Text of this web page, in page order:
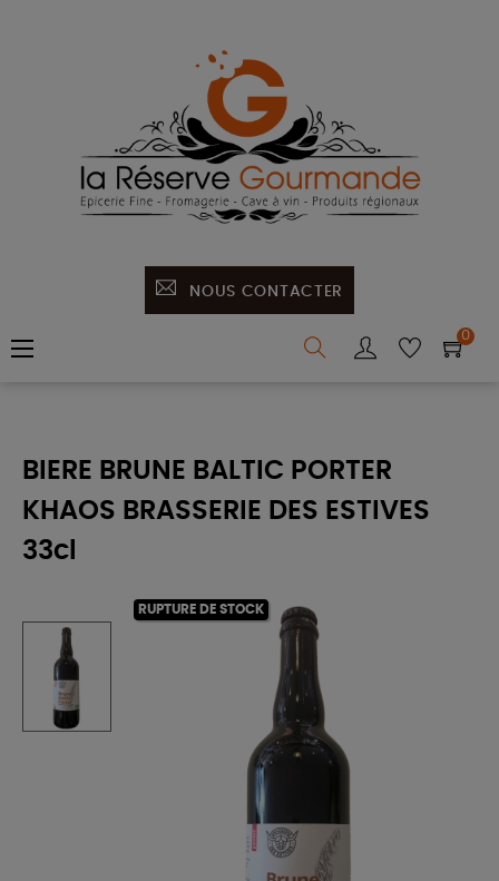
0
NOUS CONTACTER
Basculer
☰
BIERE BRUNE BALTIC PORTER
KHAOS BRASSERIE DES ESTIVES
33cl
RUPTURE DE STOCK